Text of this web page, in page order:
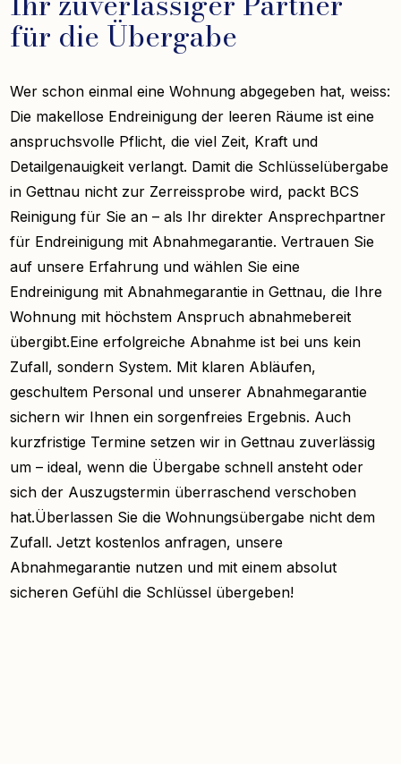
für die Übergabe
Wer schon einmal eine Wohnung abgegeben hat, weiss:
Die makellose Endreinigung der leeren Räume ist eine
anspruchsvolle Pflicht, die viel Zeit, Kraft und
Detailgenauigkeit verlangt. Damit die Schlüsselübergabe
in Gettnau nicht zur Zerreissprobe wird, packt BCS
Reinigung für Sie an – als Ihr direkter Ansprechpartner
für Endreinigung mit Abnahmegarantie. Vertrauen Sie
auf unsere Erfahrung und wählen Sie eine
Endreinigung mit Abnahmegarantie in Gettnau, die Ihre
Wohnung mit höchstem Anspruch abnahmebereit
übergibt.Eine erfolgreiche Abnahme ist bei uns kein
Zufall, sondern System. Mit klaren Abläufen,
geschultem Personal und unserer Abnahmegarantie
sichern wir Ihnen ein sorgenfreies Ergebnis. Auch
kurzfristige Termine setzen wir in Gettnau zuverlässig
um – ideal, wenn die Übergabe schnell ansteht oder
sich der Auszugstermin überraschend verschoben
hat.Überlassen Sie die Wohnungsübergabe nicht dem
Zufall. Jetzt kostenlos anfragen, unsere
Abnahmegarantie nutzen und mit einem absolut
sicheren Gefühl die Schlüssel übergeben!